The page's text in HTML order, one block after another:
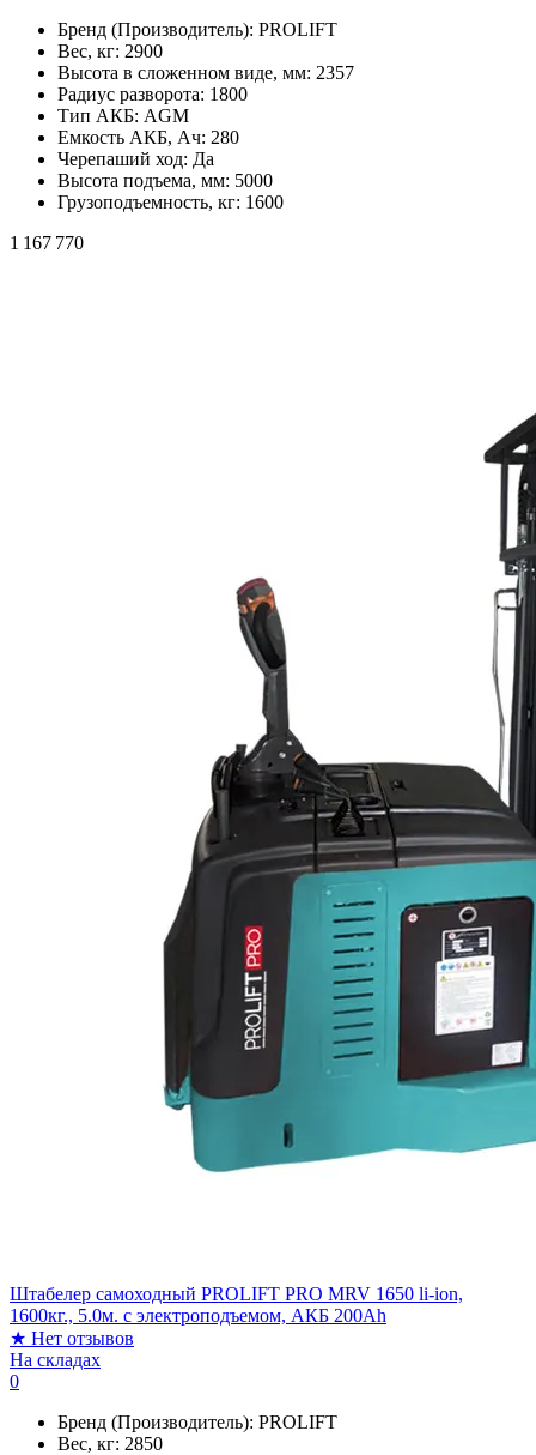
Бренд (Производитель): PROLIFT
Вес, кг: 2900
Высота в сложенном виде, мм: 2357
Радиус разворота: 1800
Тип АКБ: AGM
Емкость АКБ, Ач: 280
Черепаший ход: Да
Высота подъема, мм: 5000
Грузоподъемность, кг: 1600
1 167 770
Штабелер самоходный PROLIFT PRO MRV 1650 li-ion,
1600кг., 5.0м. с электроподъемом, АКБ 200Ah
★ Нет отзывов
На складах
0
Бренд (Производитель): PROLIFT
Вес, кг: 2850